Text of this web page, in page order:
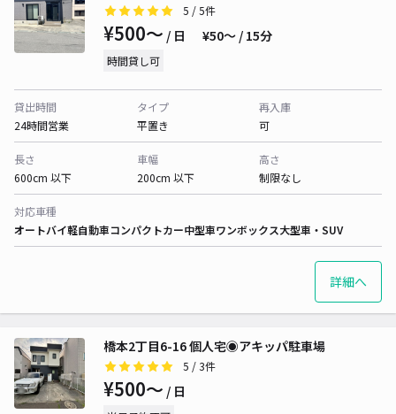
5 / 5件
¥500〜 / 日 ¥50〜 / 15分
時間貸し可
貸出時間
24時間営業
タイプ
平置き
再入庫
可
長さ
600cm 以下
車幅
200cm 以下
高さ
制限なし
対応車種
オートバイ軽自動車コンパクトカー中型車ワンボックス大型車・SUV
詳細へ
橋本2丁目6-16 個人宅◉アキッパ駐車場
5 / 3件
¥500〜 / 日